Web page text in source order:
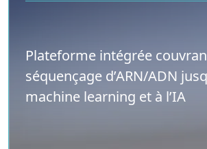
Plateforme intégrée
séquençage d’ARN/ADN
machine learning et à l’IA